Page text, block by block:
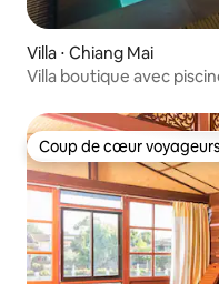
Villa ⋅ Chiang Mai
Villa boutique avec
Coup de cœur
Coup de cœur voyageurs